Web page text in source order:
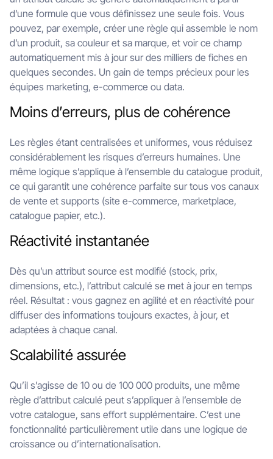
d’une formule que vous définissez une seule fois. Vous
pouvez, par exemple, créer une règle qui assemble le nom
d’un produit, sa couleur et sa marque, et voir ce champ
automatiquement mis à jour sur des milliers de fiches en
quelques secondes. Un gain de temps précieux pour les
équipes marketing, e-commerce ou data.
Moins d’erreurs, plus de cohérence
Les règles étant centralisées et uniformes, vous réduisez
considérablement les risques d’erreurs humaines. Une
même logique s’applique à l’ensemble du catalogue produit,
ce qui garantit une cohérence parfaite sur tous vos canaux
de vente et supports (site e-commerce, marketplace,
catalogue papier, etc.).
Réactivité instantanée
Dès qu’un attribut source est modifié (stock, prix,
dimensions, etc.), l’attribut calculé se met à jour en temps
réel. Résultat : vous gagnez en agilité et en réactivité pour
diffuser des informations toujours exactes, à jour, et
adaptées à chaque canal.
Scalabilité assurée
Qu’il s’agisse de 10 ou de 100 000 produits, une même
règle d’attribut calculé peut s’appliquer à l’ensemble de
votre catalogue, sans effort supplémentaire. C’est une
fonctionnalité particulièrement utile dans une logique de
croissance ou d’internationalisation.